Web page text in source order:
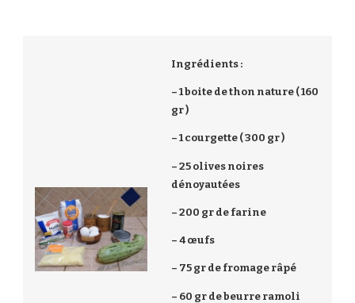
Ingrédients :
– 1 boite de thon nature ( 160
gr )
– 1 courgette ( 300 gr )
– 25 olives noires
dénoyautées
– 200 gr de farine
– 4 œufs
– 75 gr de fromage râpé
– 60 gr de beurre ramoli